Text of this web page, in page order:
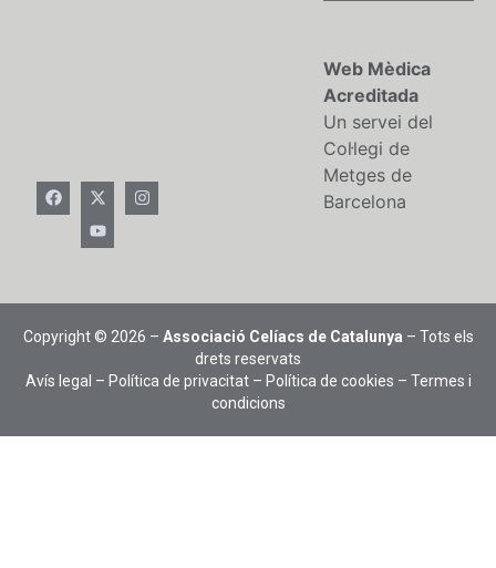
Web Mèdica
Acreditada
Un servei del
Col·legi de
Metges de
Barcelona
Copyright © 2026 – Associació Celíacs de Catalunya – Tots els
drets reservats
Avís legal – Política de privacitat– Política de cookies – Termes i
condicions